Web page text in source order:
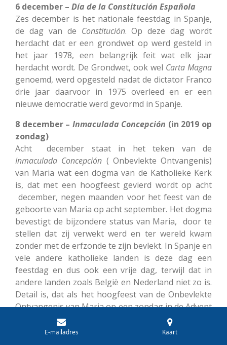
6 december – Día de la Constitución Española
Zes december is het nationale feestdag in Spanje,
de dag van de Constitución. Op deze dag wordt
herdacht dat er een grondwet op werd gesteld in
het jaar 1978, een belangrijk feit wat elk jaar
herdacht wordt. De Grondwet, ook wel Carta Magna
genoemd, werd opgesteld nadat de dictator Franco
drie jaar daarvoor in 1975 overleed en er een
nieuwe democratie werd gevormd in Spanje.
8 december – Inmaculada Concepción (in 2019 op
zondag)
Acht december staat in het teken van de
Inmaculada Concepción ( Onbevlekte Ontvangenis)
van Maria wat een dogma van de Katholieke Kerk
is, dat met een hoogfeest gevierd wordt op acht
december, negen maanden voor het feest van de
geboorte van Maria op acht september. Het dogma
bevestigt de bijzondere status van Maria, door te
stellen dat zij verwekt werd en ter wereld kwam
zonder met de erfzonde te zijn bevlekt. In Spanje en
vele andere katholieke landen is deze dag een
feestdag en dus ook een vrije dag, terwijl dat in
andere landen zoals België en Nederland niet zo is.
Detail is, dat als het hoogfeest van de Onbevlekte
Ontvangenis van Maria op een zondag in de Advent
valt, wordt het verplaatst naar negen december,
iets wat in het jaar 2019 zal gebeuren.
E-mailadres Kaart